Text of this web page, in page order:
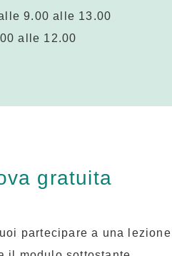
9.00 alle 13.00
alle 12.00
gratuita
partecipare a una